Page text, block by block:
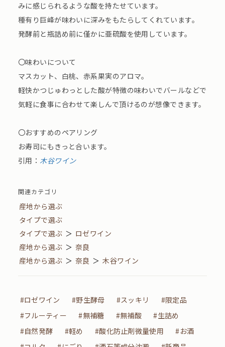
みに感じられるような酸を持たせています。
種有り巨峰が味わいに深みをもたらしてくれています。
発酵前と瓶詰め前に僅かに亜硫酸を使用しています。
〇味わいについて
マスカット、白桃、赤系果実のアロマ。
軽快かつじゅわっとした酸が特徴の味わいでバールなどで
気軽に食事に合わせて楽しんで頂けるのが想像できます。
〇おすすめのペアリング
お寿司にもきっと合います。
引用： 木谷ワイン
関連カテゴリ
産地から選ぶ
タイプで選ぶ
タイプで選ぶ ＞ ロゼワイン
産地から選ぶ ＞ 奈良
産地から選ぶ ＞ 奈良 ＞ 木谷ワイン
#ロゼワイン #野生酵母 #スッキリ
#限定品
#フルーティー
#無補糖 #無補酸
#生詰め
#自然発酵
#軽め #酸化防止剤微量使用
#お酒